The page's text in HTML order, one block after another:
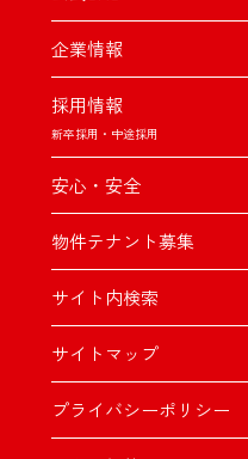
企業情報
採用情報
新卒採用・中途採用
安心・安全
物件テナント募集
サイト内検索
サイトマップ
プライバシーポリシー